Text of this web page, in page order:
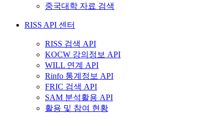
중국대학 자료 검색
RISS API 센터
RISS 검색 API
KOCW 강의정보 API
WILL 연계 API
Rinfo 통계정보 API
FRIC 검색 API
SAM 분석활용 API
활용 및 참여 현황